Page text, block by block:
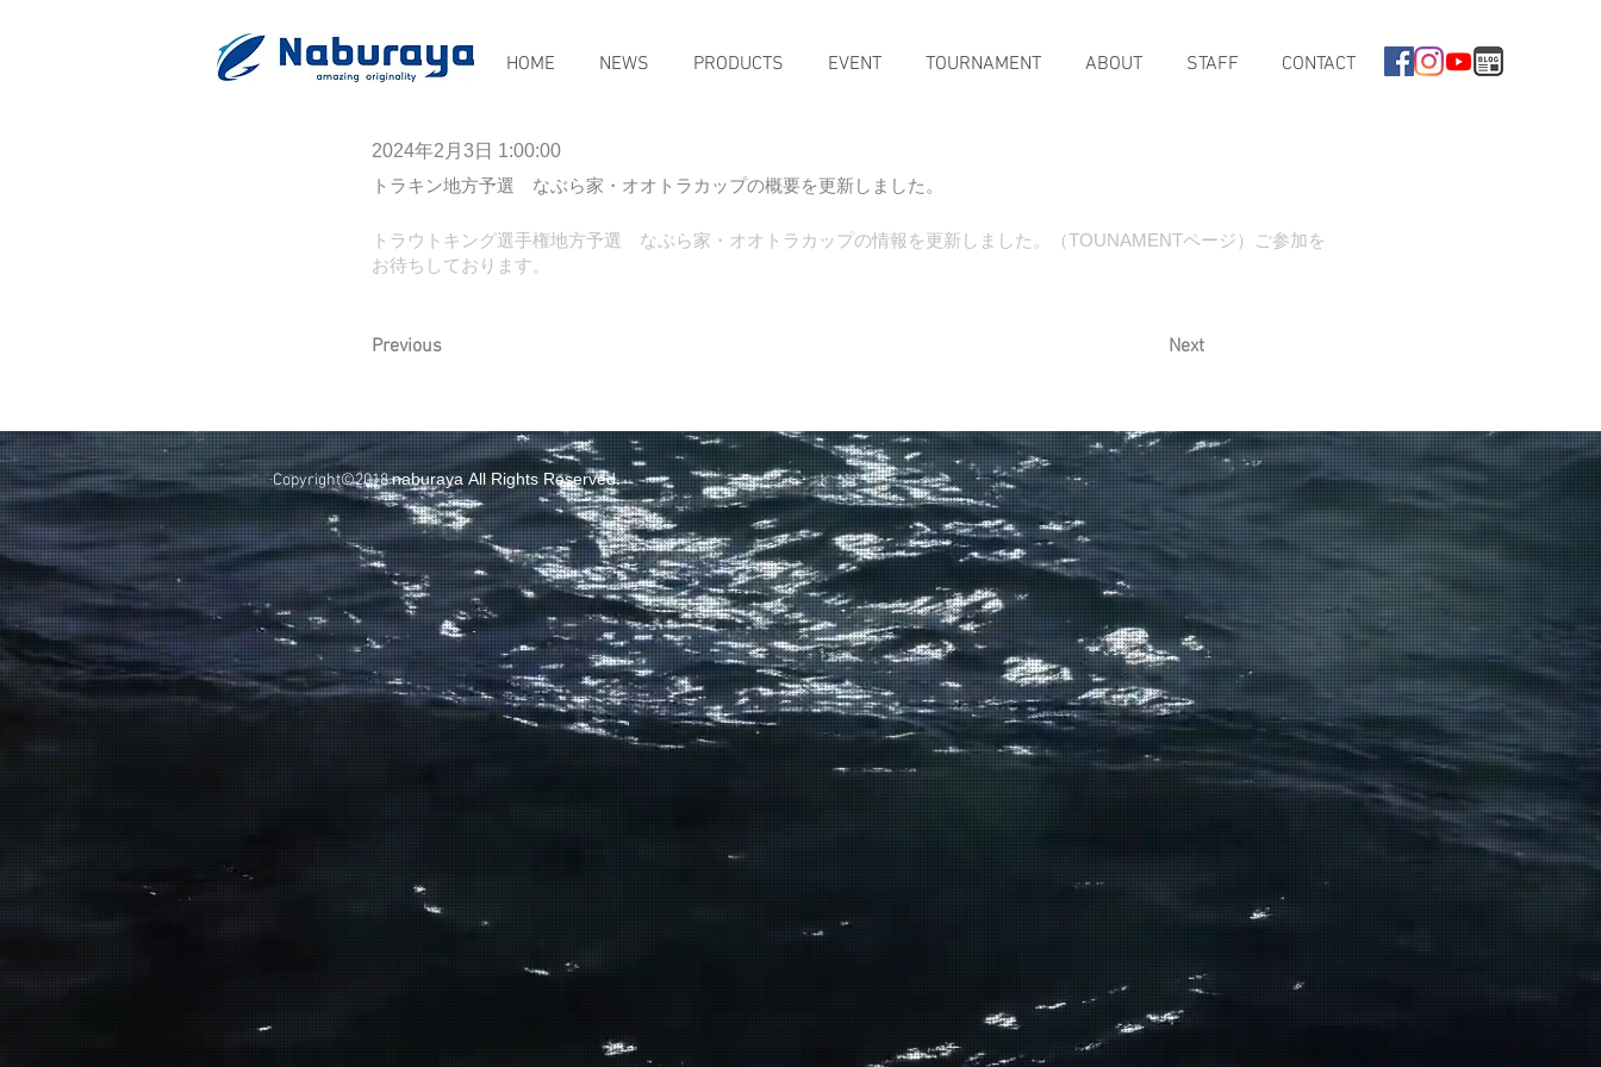
HOME NEWS PRODUCTS EVENT TOURNAMENT ABOUT STAFF CONTACT
< Back
2024年2月3日
2024年2月3日 1:00:00
トラキン地方予選 なぶら家・オオトラカップの概要を更新しました。
トラウトキング選手権地方予選 なぶら家・オオトラカップの情報を更新しました。（TOUNAMENTページ）ご参加を
お待ちしております。
Previous Next
Copyright©2018naburaya All Rights Reserved.